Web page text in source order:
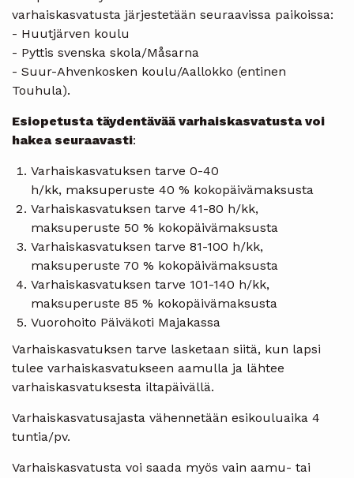
varhaiskasvatusta järjestetään seuraavissa paikoissa:
- Huutjärven koulu
- Pyttis svenska skola/Måsarna
- Suur-Ahvenkosken koulu/Aallokko (entinen
Touhula).
Esiopetusta täydentävää varhaiskasvatusta voi
hakea seuraavasti:
Varhaiskasvatuksen tarve 0-40
h/kk, maksuperuste 40 % kokopäivämaksusta
Varhaiskasvatuksen tarve 41-80 h/kk,
maksuperuste 50 % kokopäivämaksusta
Varhaiskasvatuksen tarve 81-100 h/kk,
maksuperuste 70 % kokopäivämaksusta
Varhaiskasvatuksen tarve 101-140 h/kk,
maksuperuste 85 % kokopäivämaksusta
Vuorohoito Päiväkoti Majakassa
Varhaiskasvatuksen tarve lasketaan siitä, kun lapsi
tulee varhaiskasvatukseen aamulla ja lähtee
varhaiskasvatuksesta iltapäivällä.
Varhaiskasvatusajasta vähennetään esikouluaika 4
tuntia/pv.
Varhaiskasvatusta voi saada myös vain aamu- tai